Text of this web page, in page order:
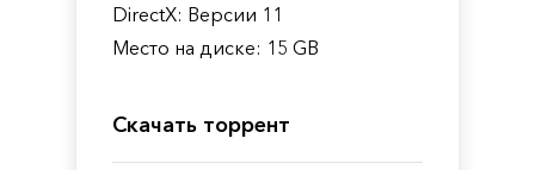
DirectX: Версии 11
Место на диске: 15 GB
Скачать торрент